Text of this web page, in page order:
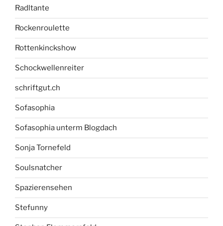
Radltante
Rockenroulette
Rottenkinckshow
Schockwellenreiter
schriftgut.ch
Sofasophia
Sofasophia unterm Blogdach
Sonja Tornefeld
Soulsnatcher
Spazierensehen
Stefunny